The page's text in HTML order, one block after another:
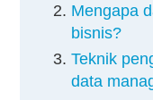
Mengapa
bisnis?
Teknik
data